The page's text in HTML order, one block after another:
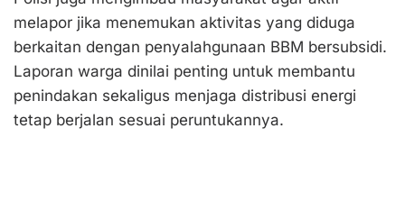
melapor jika menemukan aktivitas yang diduga
berkaitan dengan penyalahgunaan BBM bersubsidi.
Laporan warga dinilai penting untuk membantu
penindakan sekaligus menjaga distribusi energi
tetap berjalan sesuai peruntukannya.